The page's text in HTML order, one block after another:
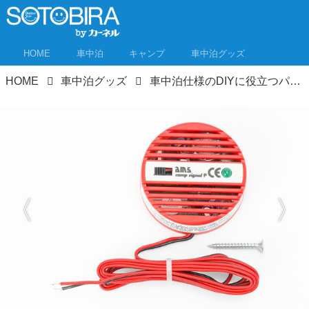
HOME 車中泊 キャンプ 車中泊グッズ
HOME 車中泊グッズ 車中泊仕様のDIYに役立つパーツ12選！専門ショップなら欲しかったアレが見つかる！ホムセンにはないもの多数！